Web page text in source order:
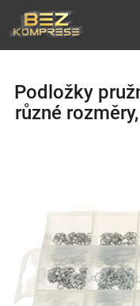
obsah
Podložky
různé